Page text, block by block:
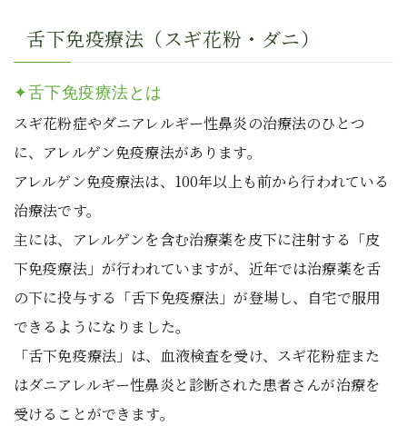
舌下免疫療法（スギ花粉・ダニ）
✦舌下免疫療法とは
スギ花粉症やダニアレルギー性鼻炎の治療法のひとつ
に、アレルゲン免疫療法があります。
アレルゲン免疫療法は、100年以上も前から行われている
治療法です。
主には、アレルゲンを含む治療薬を皮下に注射する「皮
下免疫療法」が行われていますが、近年では治療薬を舌
の下に投与する「舌下免疫療法」が登場し、自宅で服用
できるようになりました。
「舌下免疫療法」は、血液検査を受け、スギ花粉症また
はダニアレルギー性鼻炎と診断された患者さんが治療を
受けることができます。